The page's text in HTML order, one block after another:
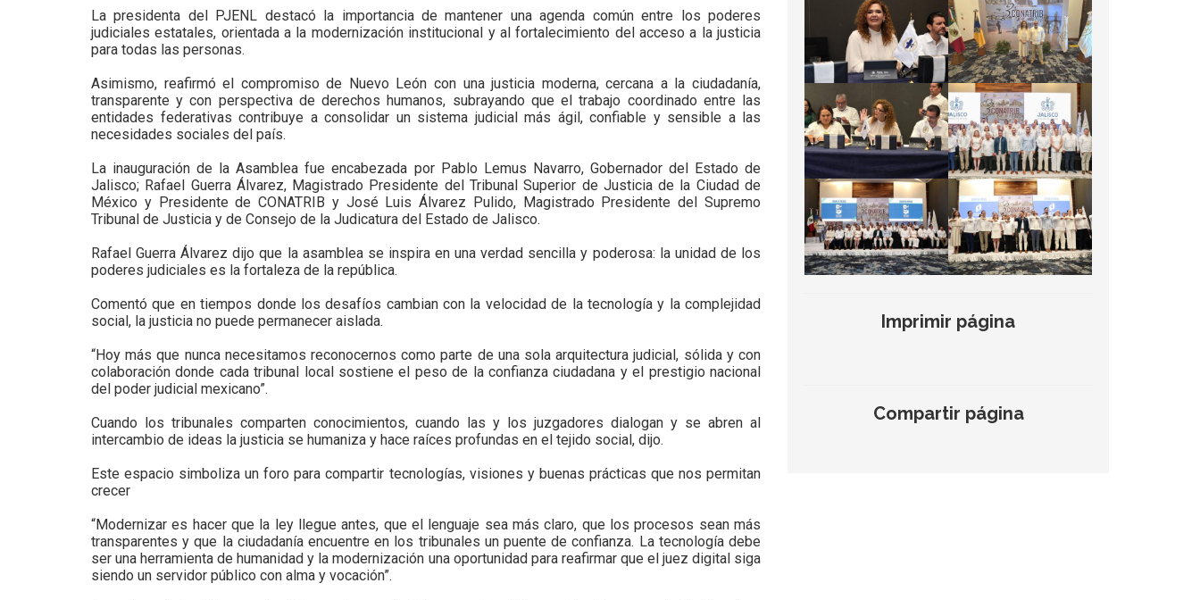
La presidenta del PJENL destacó la importancia de mantener una agenda común entre los poderes
judiciales estatales, orientada a la modernización institucional y al fortalecimiento del acceso a la justicia
para todas las personas.
Asimismo, reafirmó el compromiso de Nuevo León con una justicia moderna, cercana a la ciudadanía,
transparente y con perspectiva de derechos humanos, subrayando que el trabajo coordinado entre las
entidades federativas contribuye a consolidar un sistema judicial más ágil, confiable y sensible a las
necesidades sociales del país.
La inauguración de la Asamblea fue encabezada por Pablo Lemus Navarro, Gobernador del Estado de
Jalisco; Rafael Guerra Álvarez, Magistrado Presidente del Tribunal Superior de Justicia de la Ciudad de
México y Presidente de CONATRIB y José Luis Álvarez Pulido, Magistrado Presidente del Supremo
Tribunal de Justicia y de Consejo de la Judicatura del Estado de Jalisco.
Rafael Guerra Álvarez dijo que la asamblea se inspira en una verdad sencilla y poderosa: la unidad de los
poderes judiciales es la fortaleza de la república.
Comentó que en tiempos donde los desafíos cambian con la velocidad de la tecnología y la complejidad
social, la justicia no puede permanecer aislada.
“Hoy más que nunca necesitamos reconocernos como parte de una sola arquitectura judicial, sólida y con
colaboración donde cada tribunal local sostiene el peso de la confianza ciudadana y el prestigio nacional
del poder judicial mexicano”.
Cuando los tribunales comparten conocimientos, cuando las y los juzgadores dialogan y se abren al
intercambio de ideas la justicia se humaniza y hace raíces profundas en el tejido social, dijo.
Este espacio simboliza un foro para compartir tecnologías, visiones y buenas prácticas que nos permitan
crecer
“Modernizar es hacer que la ley llegue antes, que el lenguaje sea más claro, que los procesos sean más
transparentes y que la ciudadanía encuentre en los tribunales un puente de confianza. La tecnología debe
ser una herramienta de humanidad y la modernización una oportunidad para reafirmar que el juez digital siga
siendo un servidor público con alma y vocación”.
Imprimir página
Compartir página